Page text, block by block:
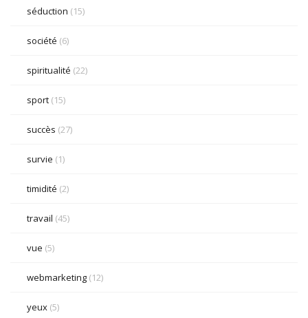
séduction (15)
société (6)
spiritualité (22)
sport (15)
succès (27)
survie (1)
timidité (2)
travail (45)
vue (5)
webmarketing (12)
yeux (5)